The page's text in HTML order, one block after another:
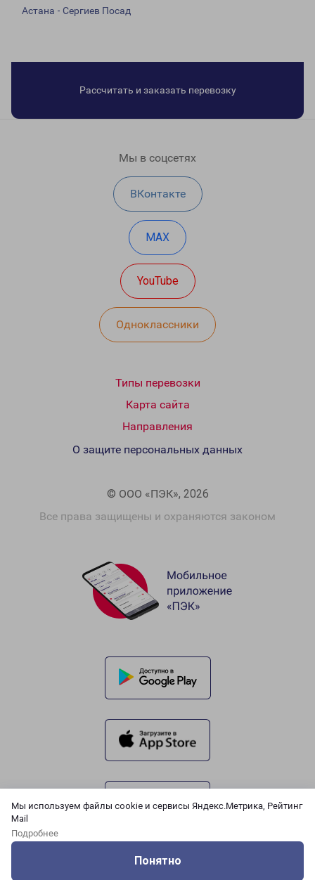
Мы используем файлы cookie и сервисы Яндекс.Метрика, Рейтинг
Mail
Подробнее
Понятно
Астана - Сергиев Посад
Рассчитать и заказать перевозку
Мы в соцсетях
ВКонтакте
MAX
YouTube
Одноклассники
Типы перевозки
Карта сайта
Направления
© ООО «ПЭК», 2026
Все права защищены и охраняются законом
О защите персональных данных